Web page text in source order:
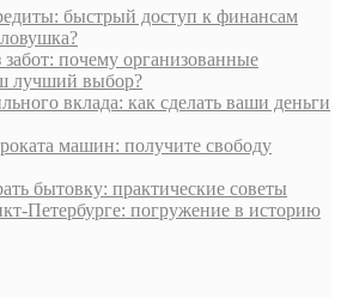
быстрый доступ к финансам
почему организованные
лучший выбор?
вклада: как сделать ваши деньги
машин: получите свободу
бытовку: практические советы
Петербурге: погружение в историю